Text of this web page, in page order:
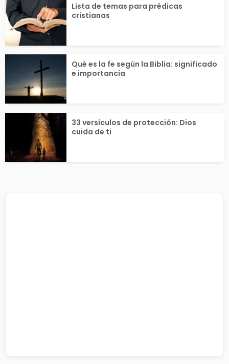
Lista de temas para prédicas
cristianas
Qué es la fe según la Biblia: significado
e importancia
33 versículos de protección: Dios
cuida de ti